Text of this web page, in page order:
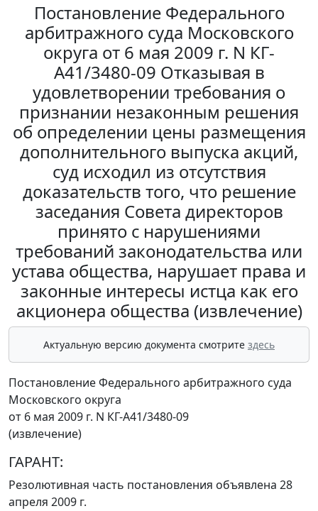
Постановление Федерального
арбитражного суда Московского
округа от 6 мая 2009 г. N КГ-
А41/3480-09 Отказывая в
удовлетворении требования о
признании незаконным решения
об определении цены размещения
дополнительного выпуска акций,
суд исходил из отсутствия
доказательств того, что решение
заседания Совета директоров
принято с нарушениями
требований законодательства или
устава общества, нарушает права и
законные интересы истца как его
акционера общества (извлечение)
Актуальную версию документа смотрите здесь
Постановление Федерального арбитражного суда
Московского округа
от 6 мая 2009 г. N КГ-А41/3480-09
(извлечение)
ГАРАНТ:
Резолютивная часть постановления объявлена 28
апреля 2009 г.